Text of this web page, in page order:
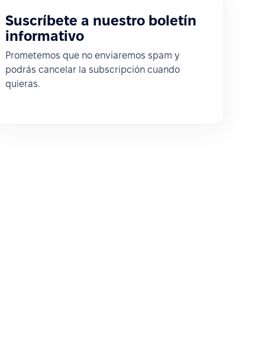
Suscríbete a nuestro boletín
informativo
Prometemos que no enviaremos spam y
podrás cancelar la subscripción cuando
quieras.